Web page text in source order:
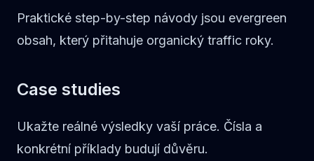
Praktické step-by-step návody jsou evergreen
obsah, který přitahuje organický traffic roky.
Case studies
Ukažte reálné výsledky vaší práce. Čísla a
konkrétní příklady budují důvěru.